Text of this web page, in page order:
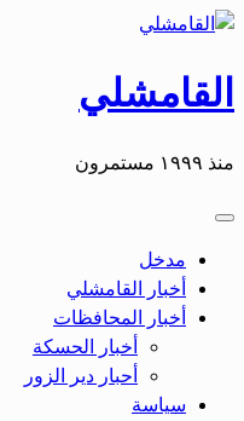
التخطي
المحتوى
القامشلي
منذ ١٩٩٩ مستمرون
مدخل
أخبار القامشلي
أخبار المحافظات
أخبار الحسكة
أحبار دير الزور
سياسة